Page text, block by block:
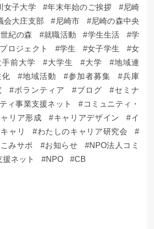
女子大学 年末年始のご挨拶
尼崎
会大庄支部
尼崎市
尼崎の森中央
紀の森 就職活動 学生生活
学
ロジェクト 学生 女子学生
女
手前大学 大学生 大学
地域連
化 地域活動 参加者募集
兵庫
ボランティア ブログ
セミナ
ィ事業支援ネット
コミュニティ・
リア形成 キャリアデザイン
イ
ャリ
わたしのキャリア研究会
こみサポ お知らせ
NPO法人コミ
援ネット
NPO CB